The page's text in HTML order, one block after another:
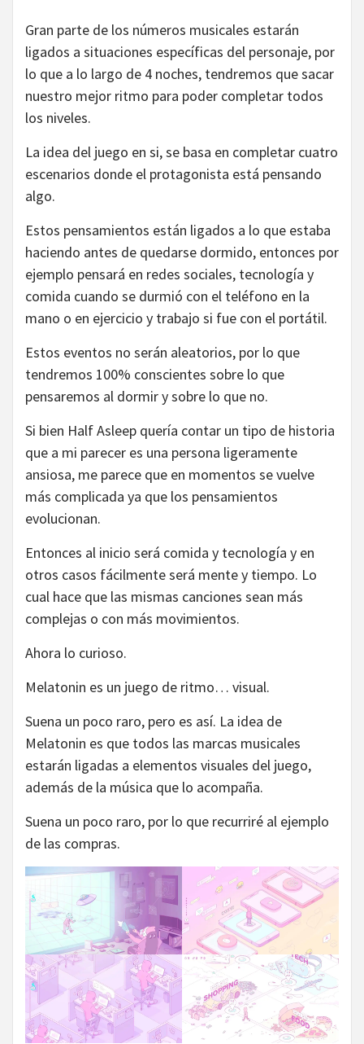
Gran parte de los números musicales estarán
ligados a situaciones específicas del personaje, por
lo que a lo largo de 4 noches, tendremos que sacar
nuestro mejor ritmo para poder completar todos
los niveles.
La idea del juego en si, se basa en completar cuatro
escenarios donde el protagonista está pensando
algo.
Estos pensamientos están ligados a lo que estaba
haciendo antes de quedarse dormido, entonces por
ejemplo pensará en redes sociales, tecnología y
comida cuando se durmió con el teléfono en la
mano o en ejercicio y trabajo si fue con el portátil.
Estos eventos no serán aleatorios, por lo que
tendremos 100% conscientes sobre lo que
pensaremos al dormir y sobre lo que no.
Si bien Half Asleep quería contar un tipo de historia
que a mi parecer es una persona ligeramente
ansiosa, me parece que en momentos se vuelve
más complicada ya que los pensamientos
evolucionan.
Entonces al inicio será comida y tecnología y en
otros casos fácilmente será mente y tiempo. Lo
cual hace que las mismas canciones sean más
complejas o con más movimientos.
Ahora lo curioso.
Melatonin es un juego de ritmo… visual.
Suena un poco raro, pero es así. La idea de
Melatonin es que todos las marcas musicales
estarán ligadas a elementos visuales del juego,
además de la música que lo acompaña.
Suena un poco raro, por lo que recurriré al ejemplo
de las compras.